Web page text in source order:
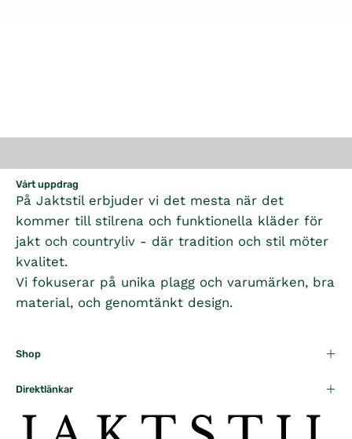
Vårt uppdrag
På Jaktstil erbjuder vi det mesta när det
kommer till stilrena och funktionella kläder för
jakt och countryliv - där tradition och stil möter
kvalitet.
Vi fokuserar på unika plagg och varumärken, bra
material, och genomtänkt design.
Shop
Direktlänkar